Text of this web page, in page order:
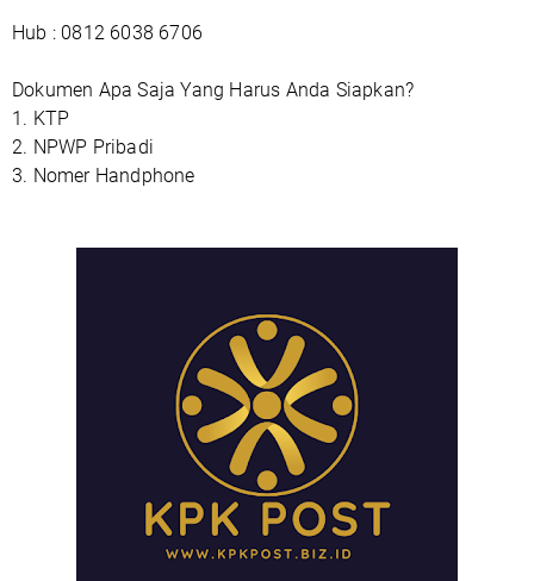
Hub : 0812 6038 6706
Dokumen Apa Saja Yang Harus Anda Siapkan?
1. KTP
2. NPWP Pribadi
3. Nomer Handphone